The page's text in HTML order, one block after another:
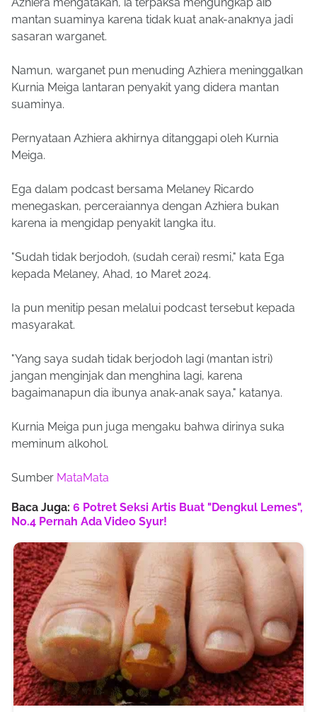
mantan suaminya karena tidak kuat anak-anaknya jadi
sasaran warganet.
Namun, warganet pun menuding Azhiera meninggalkan
Kurnia Meiga lantaran penyakit yang didera mantan
suaminya.
Pernyataan Azhiera akhirnya ditanggapi oleh Kurnia
Meiga.
Ega dalam podcast bersama Melaney Ricardo
menegaskan, perceraiannya dengan Azhiera bukan
karena ia mengidap penyakit langka itu.
"Sudah tidak berjodoh, (sudah cerai) resmi," kata Ega
kepada Melaney, Ahad, 10 Maret 2024.
Ia pun menitip pesan melalui podcast tersebut kepada
masyarakat.
"Yang saya sudah tidak berjodoh lagi (mantan istri)
jangan menginjak dan menghina lagi, karena
bagaimanapun dia ibunya anak-anak saya," katanya.
Kurnia Meiga pun juga mengaku bahwa dirinya suka
meminum alkohol.
Sumber MataMata
Baca Juga: 6 Potret Seksi Artis Buat "Dengkul Lemes",
No.4 Pernah Ada Video Syur!